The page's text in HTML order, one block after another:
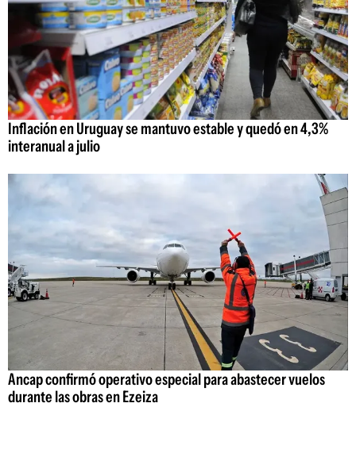
Inflación en Uruguay se mantuvo estable y quedó en 4,3%
interanual a julio
Ancap confirmó operativo especial para abastecer vuelos
durante las obras en Ezeiza